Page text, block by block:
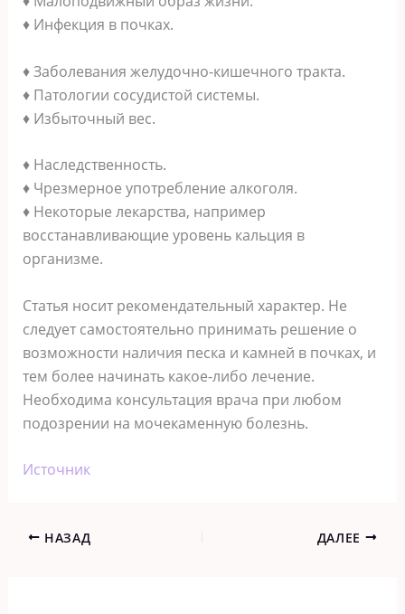
♦ Инфекция в почках.
♦ Заболевания желудочно-кишечного тракта.
♦ Патологии сосудистой системы.
♦ Избыточный вес.
♦ Наследственность.
♦ Чрезмерное употребление алкоголя.
♦ Некоторые лекарства, например
восстанавливающие уровень кальция в
организме.
Статья носит рекомендательный характер. Не
следует самостоятельно принимать решение о
возможности наличия песка и камней в почках, и
тем более начинать какое-либо лечение.
Необходима консультация врача при любом
подозрении на мочекаменную болезнь.
Источник
НАЗАД ДАЛЕЕ